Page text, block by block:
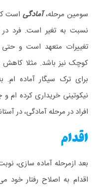
سومین مرحله،آمادگی است
نسبت به تغیر است. فرد
تغییرات متعهد است و
کوچک نیز باشد. مثلا
برای ترک سیگار آماده
نیکوتینی خریداری کرده ام
افراد در مرحله آمادگی، در
اقدام
بعد ازمرحله آماده سازی،
اقدام به اصلاح رفتار خود